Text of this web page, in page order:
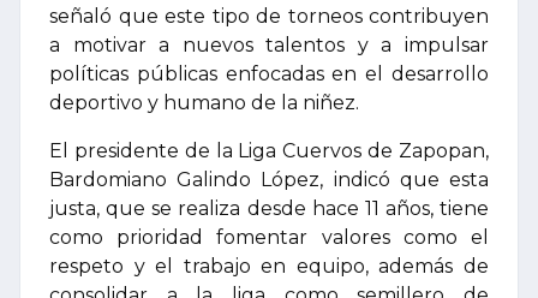
señaló que este tipo de torneos contribuyen
a motivar a nuevos talentos y a impulsar
políticas públicas enfocadas en el desarrollo
deportivo y humano de la niñez.
El presidente de la Liga Cuervos de Zapopan,
Bardomiano Galindo López, indicó que esta
justa, que se realiza desde hace 11 años, tiene
como prioridad fomentar valores como el
respeto y el trabajo en equipo, además de